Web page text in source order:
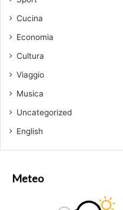
Cucina
Economia
Cultura
Viaggio
Musica
Uncategorized
English
Meteo